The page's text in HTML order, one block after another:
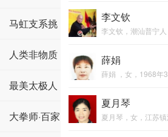
赛
马虹支系挑
战九九
人类非物质
文化遗产[太
极拳项目]
最美太极人
大拳师·百家
李文钦
薛娟
夏月琴